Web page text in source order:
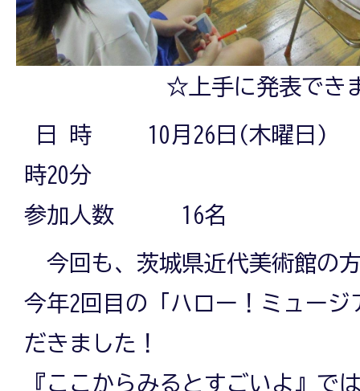
☆上手に発表でき
日 時 10月26日(木曜日)
時20分
参加人数 16名
今回も、茨城県近代美術館の
今年2回目の「ハロー！ミュー
だきました！
『ここからみるとすごいよ』で